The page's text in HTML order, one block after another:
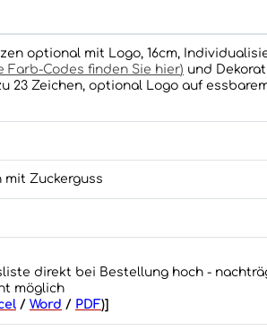
optional mit Logo, 16cm,
Farb-Codes finden Sie hier) und
23 Zeichen, optional Logo auf
mit Zuckerguss
direkt bei Bestellung hoch -
möglich
/ Word / PDF)]